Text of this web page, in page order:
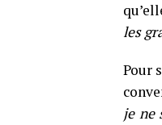
les
Pour
je ne